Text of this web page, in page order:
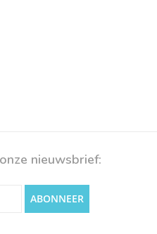
nieuwsbrief:
ABONNEER